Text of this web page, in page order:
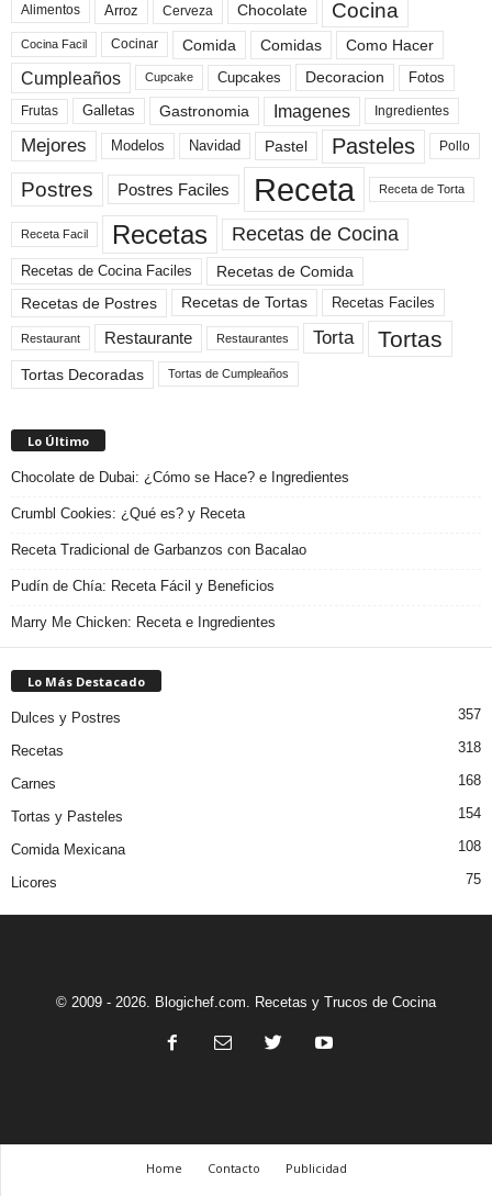
Alimentos Arroz Cerveza Chocolate Cocina
Cocina Facil Cocinar Comida Comidas Como Hacer
Cumpleaños Cupcake Cupcakes Decoracion Fotos
Frutas Galletas Gastronomia Imagenes Ingredientes
Mejores Modelos Navidad Pastel Pasteles Pollo
Postres Postres Faciles Receta Receta de Torta
Receta Facil Recetas Recetas de Cocina
Recetas de Cocina Faciles
Recetas de Comida
Recetas de Postres
Recetas de Tortas Recetas Faciles
Restaurant Restaurante Restaurantes Torta Tortas
Tortas Decoradas Tortas de Cumpleaños
Lo Último
Chocolate de Dubai: ¿Cómo se Hace? e Ingredientes
Crumbl Cookies: ¿Qué es? y Receta
Receta Tradicional de Garbanzos con Bacalao
Pudín de Chía: Receta Fácil y Beneficios
Marry Me Chicken: Receta e Ingredientes
Lo Más Destacado
Dulces y Postres 357
Recetas 318
Carnes 168
Tortas y Pasteles 154
Comida Mexicana 108
Licores 75
© 2009 - 2026. Blogichef.com. Recetas y Trucos de Cocina
Home Contacto Publicidad